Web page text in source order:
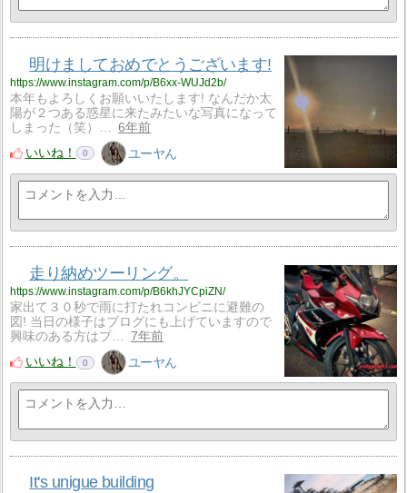
明けましておめでとうございます!
https://www.instagram.com/p/B6xx-WUJd2b/
本年もよろしくお願いいたします! なんだか太
陽が２つある惑星に来たみたいな写真になって
しまった（笑）…
6年前
いいね！
0 ユーヤん
走り納めツーリング。
https://www.instagram.com/p/B6khJYCpiZN/
家出て３０秒で雨に打たれコンビニに避難の
図! 当日の様子はブログにも上げていますので
興味のある方はプ…
7年前
いいね！
0 ユーヤん
It's unigue building